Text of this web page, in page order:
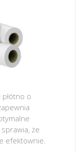
o
że
efektownie.